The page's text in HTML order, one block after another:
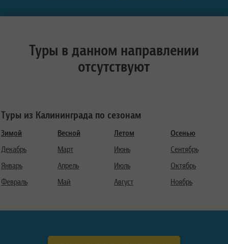
Туры в данном направлении
отсутствуют
Туры из Калининграда по сезонам
Зимой
Декабрь
Январь
Февраль
Весной
Март
Апрель
Май
Летом
Июнь
Июль
Август
Осенью
Сентябрь
Октябрь
Ноябрь